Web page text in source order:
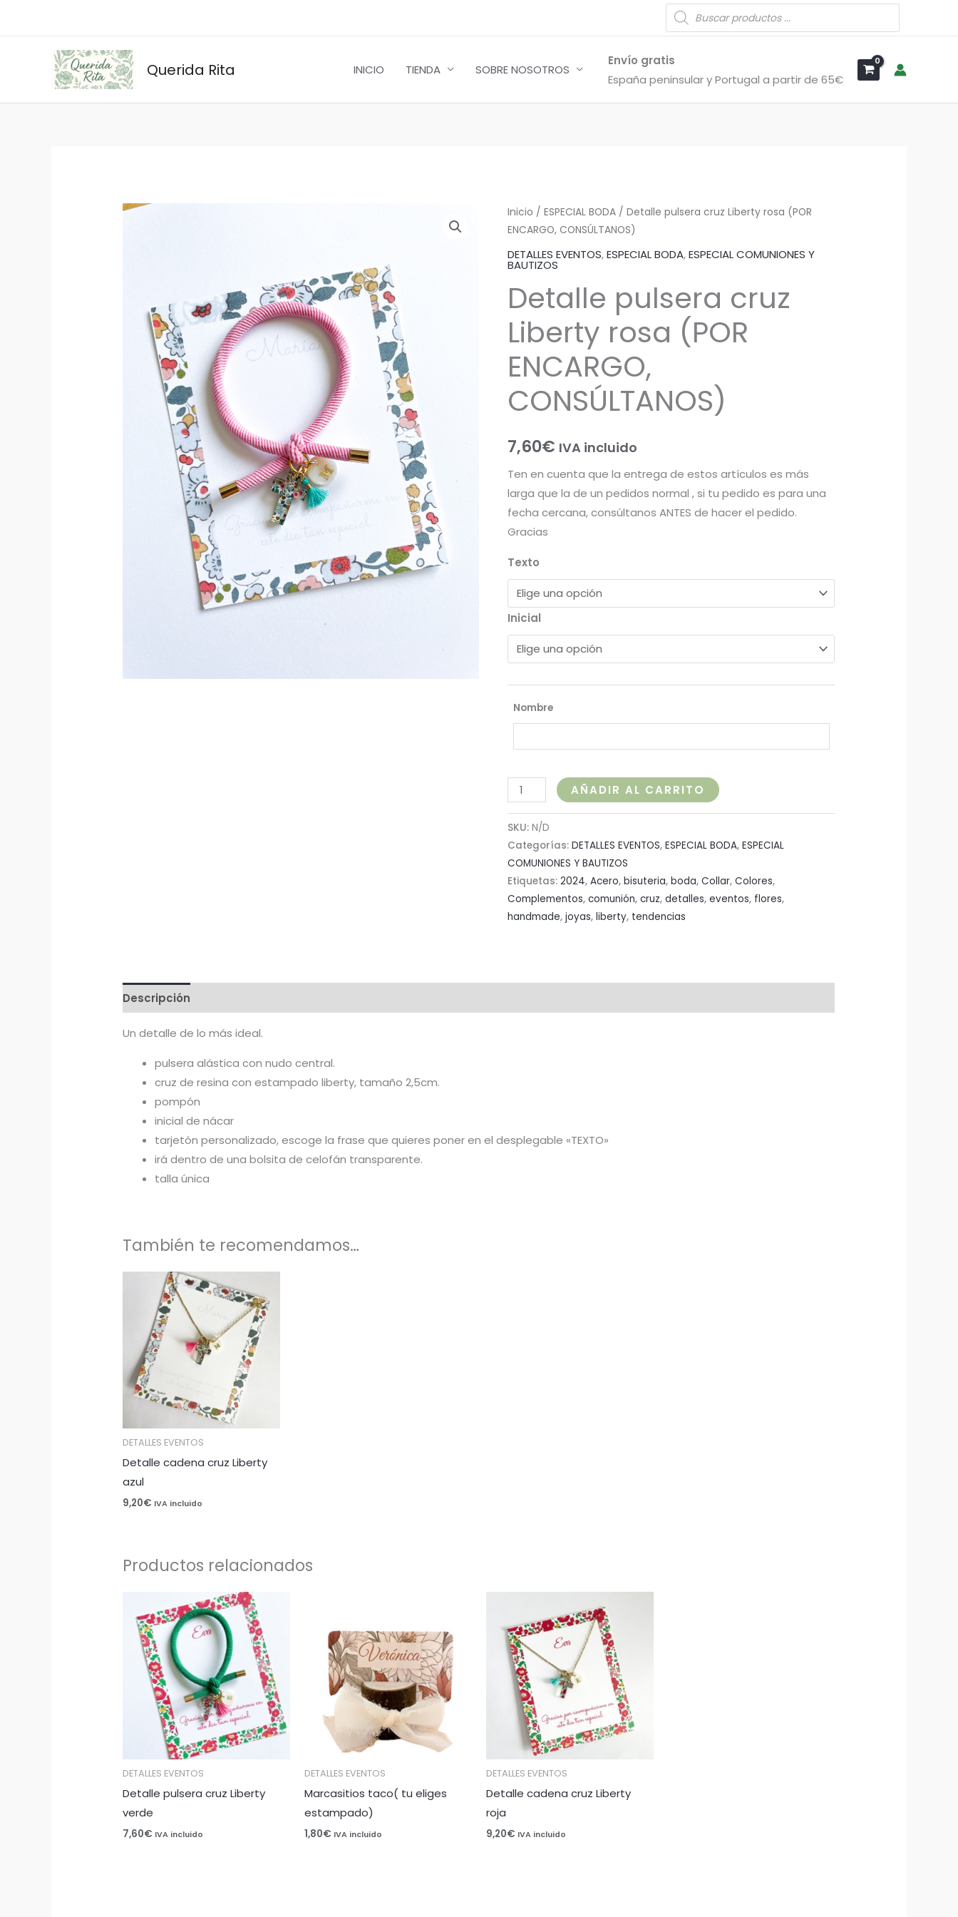
Búsqueda
de
productos
Querida Rita INICIO TIENDA SOBRE NOSOTROS
Envío gratis
España peninsular y Portugal a partir de 65€
Inicio / ESPECIAL BODA / Detalle pulsera cruz Liberty rosa (POR
ENCARGO, CONSÚLTANOS)
DETALLES EVENTOS,ESPECIAL BODA,ESPECIAL COMUNIONES Y
BAUTIZOS
Detalle pulsera cruz
Liberty rosa (POR
ENCARGO,
CONSÚLTANOS)
7,60€ IVA incluido
Ten en cuenta que la entrega de estos artículos es más
larga que la de un pedidos normal , si tu pedido es para una
fecha cercana, consúltanos ANTES de hacer el pedido.
Gracias
Texto
Inicial
Nombre
Detalle
pulsera
cruz
Liberty
rosa
(POR
ENCARGO,
CONSÚLTANOS)
cantidad
AÑADIR AL CARRITO
SKU: N/D
Categorías: DETALLES EVENTOS, ESPECIAL BODA, ESPECIAL
COMUNIONES Y BAUTIZOS
Etiquetas: 2024, Acero, bisuteria, boda, Collar, Colores,
Complementos, comunión, cruz, detalles, eventos, flores,
handmade, joyas, liberty, tendencias
Descripción
Un detalle de lo más ideal.
pulsera alástica con nudo central.
cruz de resina con estampado liberty, tamaño 2,5cm.
pompón
inicial de nácar
tarjetón personalizado, escoge la frase que quieres poner en el desplegable «TEXTO»
irá dentro de una bolsita de celofán transparente.
talla única
También te recomendamos…
DETALLES EVENTOS
Detalle cadena cruz Liberty
azul
9,20€ IVA incluido
Productos relacionados
DETALLES EVENTOS
Detalle pulsera cruz Liberty
verde
7,60€ IVA incluido
DETALLES EVENTOS
Marcasitios taco( tu eliges
estampado)
1,80€ IVA incluido
DETALLES EVENTOS
Detalle cadena cruz Liberty
roja
9,20€ IVA incluido